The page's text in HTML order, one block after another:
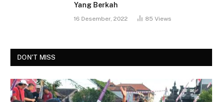
Yang Berkah
16 Desember, 2022 85 Views
DON'T MISS